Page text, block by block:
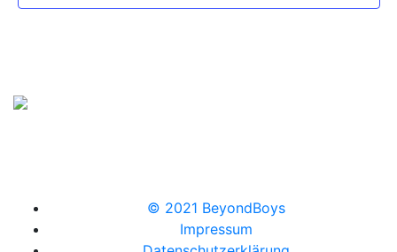
© 2021 BeyondBoys
Impressum